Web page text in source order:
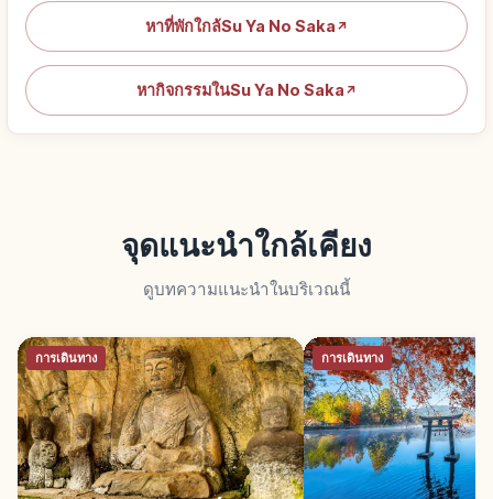
หาที่พักใกล้Su Ya No Saka ↗
หากิจกรรมในSu Ya No Saka ↗
จุดแนะนำใกล้เคียง
ดูบทความแนะนำในบริเวณนี้
การเดินทาง การเดินทาง